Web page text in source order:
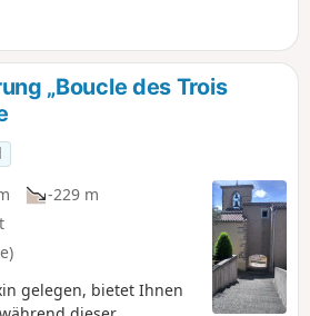
„Boucle des Trois
-229 m
gelegen, bietet Ihnen